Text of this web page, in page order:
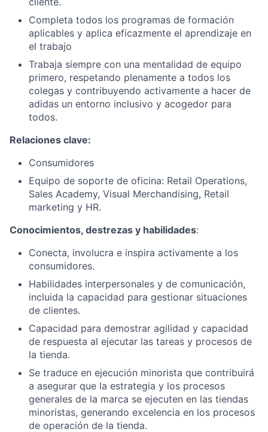
Completa todos los programas de formación
aplicables y aplica eficazmente el aprendizaje en
el trabajo
Trabaja siempre con una mentalidad de equipo
primero, respetando plenamente a todos los
colegas y contribuyendo activamente a hacer de
adidas un entorno inclusivo y acogedor para
todos.
Relaciones clave:
Consumidores
Equipo de soporte de oficina: Retail Operations,
Sales Academy, Visual Merchandising, Retail
marketing y HR.
Conocimientos, destrezas y habilidades:
Conecta, involucra e inspira activamente a los
consumidores.
Habilidades interpersonales y de comunicación,
incluida la capacidad para gestionar situaciones
de clientes.
Capacidad para demostrar agilidad y capacidad
de respuesta al ejecutar las tareas y procesos de
la tienda.
Se traduce en ejecución minorista que contribuirá
a asegurar que la estrategia y los procesos
generales de la marca se ejecuten en las tiendas
minoristas, generando excelencia en los procesos
de operación de la tienda.